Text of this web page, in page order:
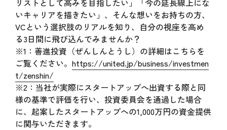
リストとして高みを目指したい」「今の延長線上にな
いキャリアを描きたい」、そんな想いをお持ちの方、
VCという選択肢のリアルを知り、自分の視座を高め
る3日間に飛び込んでみませんか？
※1：善進投資（ぜんしんとうし）の詳細はこちらを
ご覧ください。 https://united.jp/business/investmen
t/zenshin/
※2：当社が実際にスタートアップへ出資する際と同
様の基準で評価を行い、投資委員会を通過した場合
に、起案したスタートアップへの1,000万円の資金提供
に関与いただきます。